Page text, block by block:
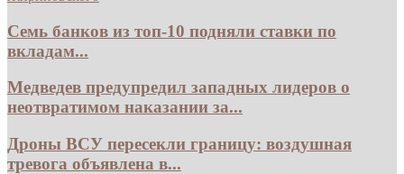
Семь банков из топ-10 подняли ставки по
вкладам...
Медведев предупредил западных лидеров о
неотвратимом наказании за...
Дроны ВСУ пересекли границу: воздушная
тревога объявлена в...